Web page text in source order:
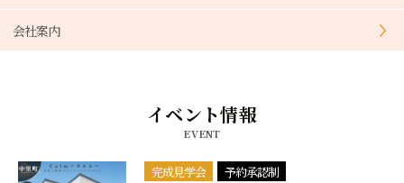
会社案内
イベント情報
EVENT
完成見学会 予約承認制